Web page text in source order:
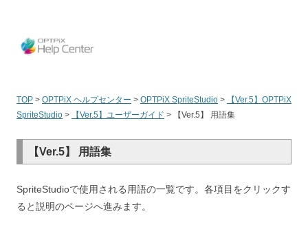
TOP > OPTPiX ヘルプセンター > OPTPiX SpriteStudio >
【Ver.5】OPTPiX
SpriteStudio > 【Ver.5】ユーザーガイド > 【Ver.5】 用語集
【Ver.5】 用語集
SpriteStudioで使用される用語の一覧です。各項目をクリックす
ると説明のページへ進みます。